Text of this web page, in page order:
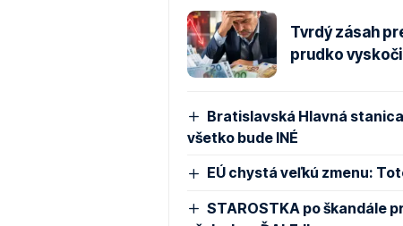
Tvrdý zásah
prudko
Bratislavská Hlavná
všetko bude INÉ
EÚ chystá veľkú zmenu:
STAROSTKA po škandále